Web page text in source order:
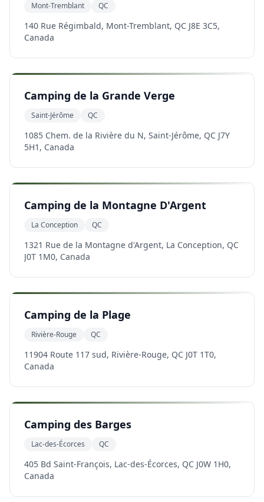
Mont-Tremblant QC
140 Rue Régimbald, Mont-Tremblant, QC J8E 3C5,
Canada
Camping de la Grande Verge
Saint-Jérôme QC
1085 Chem. de la Rivière du N, Saint-Jérôme, QC J7Y
5H1, Canada
Camping de la Montagne D'Argent
La Conception QC
1321 Rue de la Montagne d'Argent, La Conception, QC
J0T 1M0, Canada
Camping de la Plage
Rivière-Rouge QC
11904 Route 117 sud, Rivière-Rouge, QC J0T 1T0,
Canada
Camping des Barges
Lac-des-Écorces QC
405 Bd Saint-François, Lac-des-Écorces, QC J0W 1H0,
Canada